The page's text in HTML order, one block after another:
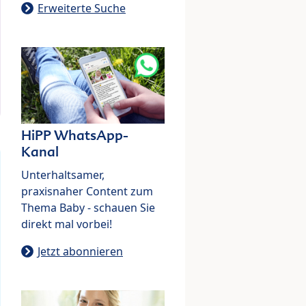
Erweiterte Suche
HiPP WhatsApp-
Kanal
Unterhaltsamer,
praxisnaher Content zum
Thema Baby - schauen Sie
direkt mal vorbei!
Jetzt abonnieren